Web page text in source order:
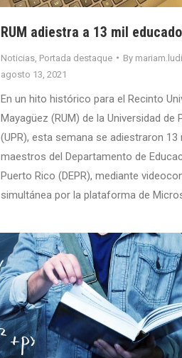
RUM adiestra a 13 mil
Noticias Portada destaque By
agosto 13, 2021
En un hito histórico para el Recinto
Mayagüez (RUM) de la Universidad de
(UPR), esta semana se adiestraron 13
maestros del Departamento de
Puerto Rico (DEPR), mediante
simultánea por la plataforma de